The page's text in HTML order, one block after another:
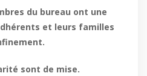
du bureau ont une
et leurs familles
sont de mise.